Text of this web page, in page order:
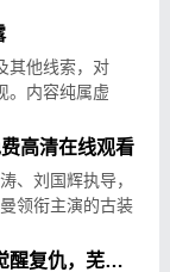
其他线索，对
。内容纯属虚
高清在线观看
、刘国辉执导，
领衔主演的古装
千古玦尘大结局：上古觉醒复仇，芜浣凄惨满头白发，暮光化作石像